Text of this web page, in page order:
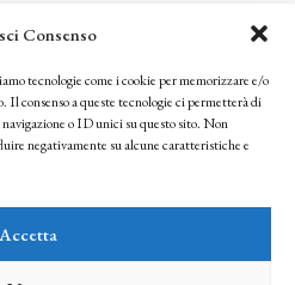
Consenso
tecnologie come i cookie per memorizzare e/o
consenso a queste tecnologie ci permetterà di
o ID unici su questo sito. Non
negativamente su alcune caratteristiche e
Accetta
le tue informazioni saranno trattate
diritti e dell’Istituto Matteucci